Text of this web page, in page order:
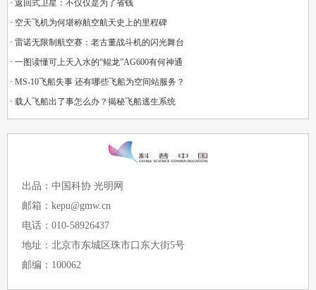
· 返回式卫星：不仅仅是为了省钱
· 空天飞机为何堪称航空航天史上的里程碑
· 雷诺无限制航空赛：老古董战斗机的闪光舞台
· 一图读懂可上天入水的“鲲龙”AG600有何神通
· MS-10飞船失事 还有哪些飞船为空间站服务？
· 载人飞船出了事怎么办？揭秘飞船逃生系统
出品：中国科协 光明网
邮箱：kepu@gmw.cn
电话：010-58926437
地址：北京市东城区珠市口东大街5号
邮编：100062